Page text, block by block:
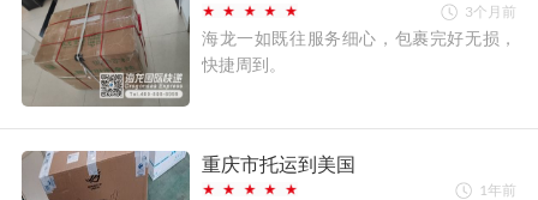
3个月前
海龙一如既往服务细心，包裹完好无损，
快捷周到。
重庆市托运到美国
1年前